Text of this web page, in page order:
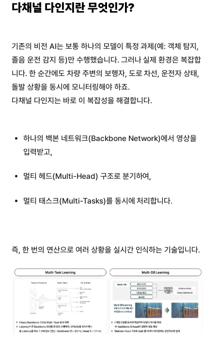
다채널 다인지란 무엇인가?
기존의 비전 AI는 보통 하나의 모델이 특정 과제(예: 객체 탐지,
졸음 운전 감지 등)만 수행했습니다. 그러나 실제 환경은 복잡합
니다. 한 순간에도 차량 주변의 보행자, 도로 차선, 운전자 상태,
돌발 상황을 동시에 모니터링해야 하죠.
다채널 다인지는 바로 이 복잡성을 해결합니다.
하나의 백본 네트워크(Backbone Network)에서 영상을
입력받고,
멀티 헤드(Multi-Head) 구조로 분기하여,
멀티 태스크(Multi-Tasks)를 동시에 처리합니다.
즉, 한 번의 연산으로 여러 상황을 실시간 인식하는 기술입니다.